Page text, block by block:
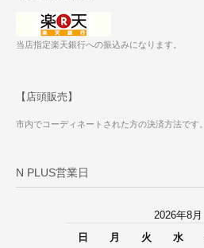
当店指定楽天銀行への振込みになります。
【店頭販売】
市内でコーディネートされた方の決済方法です。
N PLUS営業日
2026年8月
日
月 火 水